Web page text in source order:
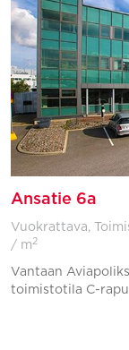
Ansatie 6a
Vuokrattava,
/ m 2
Vantaan
toimistotila C-